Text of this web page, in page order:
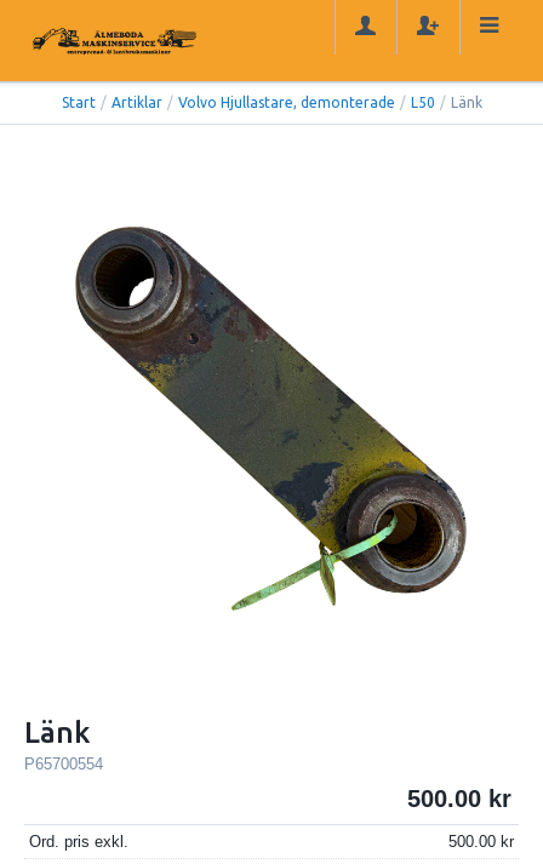
Start / Artiklar / Volvo Hjullastare, demonterade / L50 / Länk
Länk
P65700554
500.00
Ord. pris exkl.
500.00